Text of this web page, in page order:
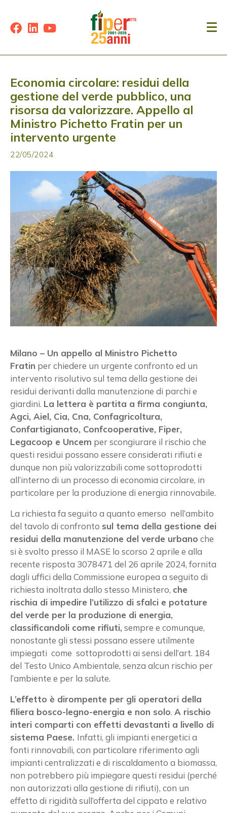
Economia circolare: residui della
gestione del verde pubblico, una
risorsa da valorizzare. Appello al
Ministro Pichetto Fratin per un
intervento urgente
22/05/2024
Milano – Un appello al Ministro Pichetto
Fratin per chiedere un urgente confronto ed un
intervento risolutivo sul tema della gestione dei
residui derivanti dalla manutenzione di parchi e
giardini. La lettera è partita a firma congiunta,
Agci, Aiel, Cia, Cna, Confagricoltura,
Confartigianato, Confcooperative, Fiper,
Legacoop e Uncem per scongiurare il rischio che
questi residui possano essere considerati rifiuti e
dunque non più valorizzabili come sottoprodotti
all’interno di un processo di economia circolare, in
particolare per la produzione di energia rinnovabile.
La richiesta fa seguito a quanto emerso nell’ambito
del tavolo di confronto sul tema della gestione dei
residui della manutenzione del verde urbano che
si è svolto presso il MASE lo scorso 2 aprile e alla
recente risposta 3078471 del 26 aprile 2024, fornita
dagli uffici della Commissione europea a seguito di
richiesta inoltrata dallo stesso Ministero, che
rischia di impedire l’utilizzo di sfalci e potature
del verde per la produzione di energia,
classificandoli come rifiuti, sempre e comunque,
nonostante gli stessi possano essere utilmente
impiegati come sottoprodotti ai sensi dell’art. 184
del Testo Unico Ambientale, senza alcun rischio per
l’ambiente e per la salute.
L’effetto è dirompente per gli operatori della
filiera bosco-legno-energia e non solo. A rischio
interi comparti con effetti devastanti a livello di
sistema Paese. Infatti, gli impianti energetici a
fonti rinnovabili, con particolare riferimento agli
impianti centralizzati e di riscaldamento a biomassa,
non potrebbero più impiegare questi residui (perché
non autorizzati alla gestione di rifiuti), con un
effetto di rigidità sull’offerta del cippato e relativo